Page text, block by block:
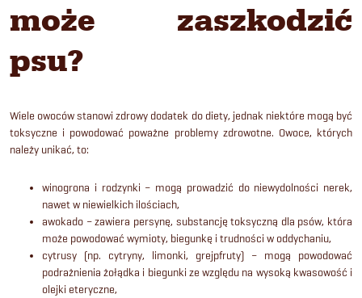
może zaszkodzić
psu?
Wiele owoców stanowi zdrowy dodatek do diety, jednak niektóre mogą być
toksyczne i powodować poważne problemy zdrowotne. Owoce, których
należy unikać, to:
winogrona i rodzynki – mogą prowadzić do niewydolności nerek,
nawet w niewielkich ilościach,
awokado – zawiera persynę, substancję toksyczną dla psów, która
może powodować wymioty, biegunkę i trudności w oddychaniu,
cytrusy (np. cytryny, limonki, grejpfruty) – mogą powodować
podrażnienia żołądka i biegunki ze względu na wysoką kwasowość i
olejki eteryczne,